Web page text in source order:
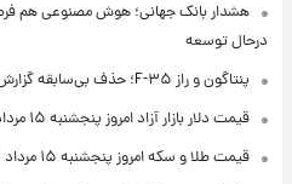
هشدار بانک جهانی؛ هوش مصنوعی هم
درحال توسعه
پنتاگون و راز F-۳۵؛ حذف بی‌سابقه گزارش‌های عملکرد جنگنده‌های نسل پنجم
قیمت دلار بازار آزاد امروز پنجشنبه ۱۵ مرداد ۱۴۰۵ +جدول
قیمت طلا و سکه امروز پنجشنبه ۱۵ مرداد ۱۴۰۵